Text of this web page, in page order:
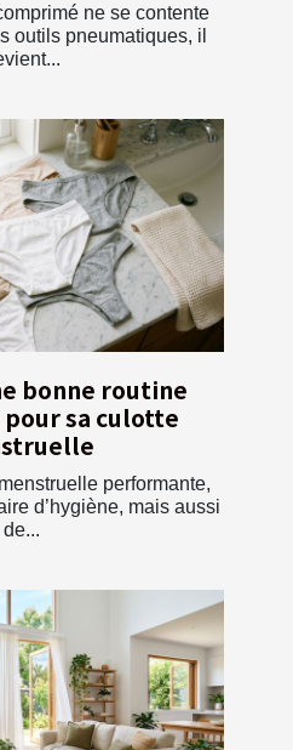
ne se contente
outils pneumatiques, il
bonne routine
sa culotte
performante,
d’hygiène, mais aussi
de...